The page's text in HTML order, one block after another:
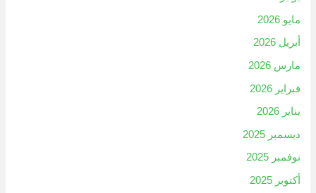
مايو 2026
أبريل 2026
مارس 2026
فبراير 2026
يناير 2026
ديسمبر 2025
نوفمبر 2025
أكتوبر 2025